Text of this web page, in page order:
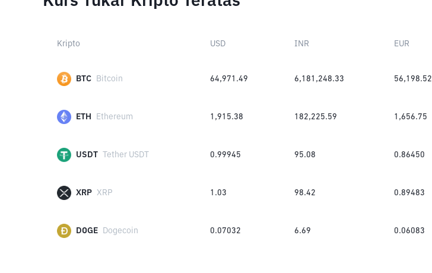
Kripto USD INR EUR
BTC Bitcoin 64,971.49 6,181,248.33 56,198.52
ETH Ethereum 1,915.38 182,225.59 1,656.75
USDT Tether USDT 0.99945 95.08 0.86450
XRP XRP 1.03 98.42 0.89483
DOGE Dogecoin 0.07032 6.69 0.06083